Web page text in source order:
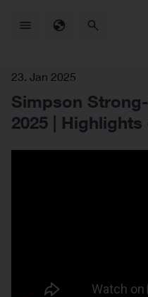
23. Jan 2025
Simpson
2025 |